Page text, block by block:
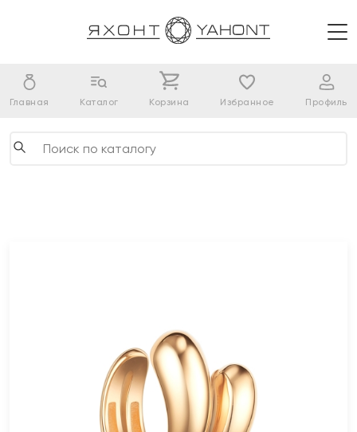
Главная Каталог Корзина Избранное Профиль